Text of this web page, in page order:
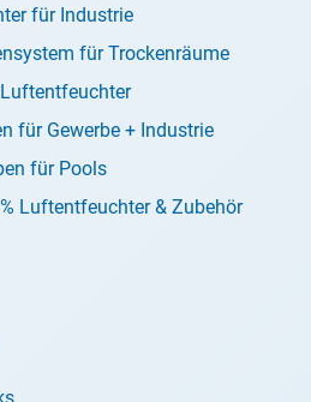
für Industrie
für Trockenräume
für Gewerbe + Industrie
für Pools
Luftentfeuchter & Zubehör